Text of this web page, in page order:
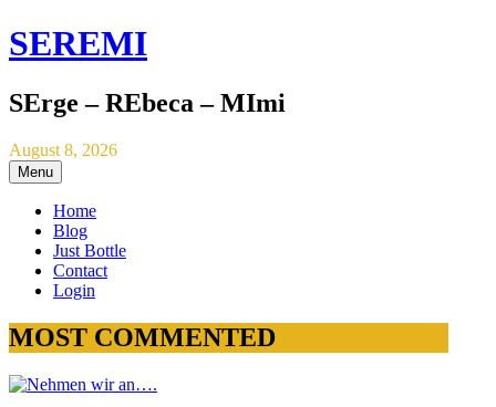
SEREMI
SErge – REbeca – MImi
August 8, 2026
Menu
Home
Blog
Just Bottle
Contact
Login
MOST COMMENTED